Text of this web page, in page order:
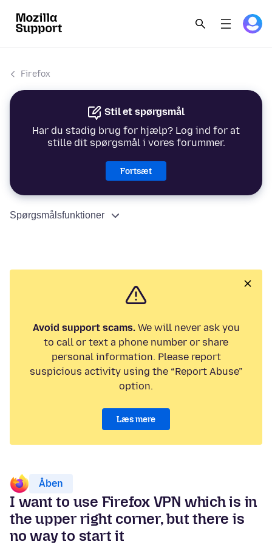
Firefox
Stil et spørgsmål
Har du stadig brug for hjælp? Log ind for at
stille dit spørgsmål i vores forummer.
Fortsæt
Spørgsmålsfunktioner
Avoid support scams.We will never ask you
to call or text a phone number or share
personal information. Please report
suspicious activity using the “Report Abuse”
option.
Læs mere
Åben
I want to use Firefox VPN which is in
the upper right corner, but there is
no way to start it